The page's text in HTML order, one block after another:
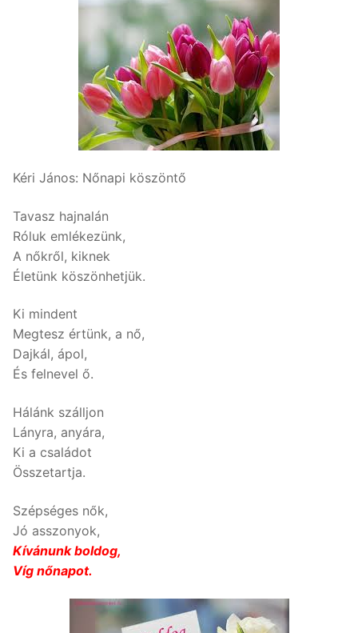
Kéri János: Nőnapi köszöntő
Tavasz hajnalán
Róluk emlékezünk,
A nőkről, kiknek
Életünk köszönhetjük.
Ki mindent
Megtesz értünk, a nő,
Dajkál, ápol,
És felnevel ő.
Hálánk szálljon
Lányra, anyára,
Ki a családot
Összetartja.
Szépséges nők,
Jó asszonyok,
Kívánunk boldog,
Víg nőnapot.